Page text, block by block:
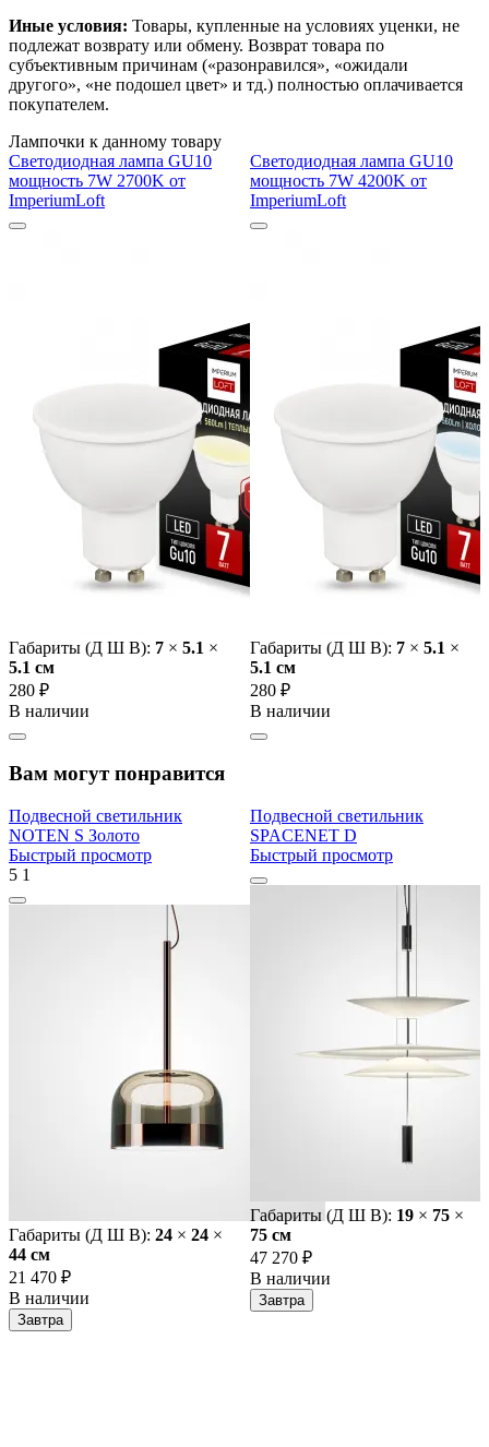
Иные условия: Товары, купленные на условиях уценки, не
подлежат возврату или обмену. Возврат товара по
субъективным причинам («разонравился», «ожидали
другого», «не подошел цвет» и тд.) полностью оплачивается
покупателем.
Лампочки к данному товару
Светодиодная лампа GU10
мощность 7W 2700K от
ImperiumLoft
Габариты (Д Ш В): 7 × 5.1 ×
5.1 cм
280 ₽
В наличии
Светодиодная лампа GU10
мощность 7W 4200K от
ImperiumLoft
Габариты (Д Ш В): 7 × 5.1 ×
5.1 cм
280 ₽
В наличии
Вам могут понравится
Подвесной светильник
NOTEN S Золото
Быстрый просмотр
5 1
Габариты (Д Ш В): 24 × 24 ×
44 cм
21 470 ₽
В наличии
Завтра
Подвесной светильник
SPACENET D
Быстрый просмотр
Габариты (Д Ш В): 19 × 75 ×
75 cм
47 270 ₽
В наличии
Завтра